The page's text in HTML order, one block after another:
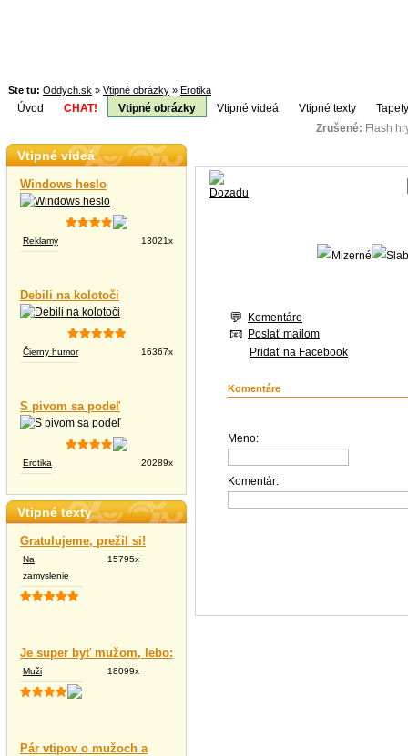
Ste tu: Oddych.sk » Vtipné obrázky » Erotika
Úvod CHAT! Vtipné obrázky Vtipné videá Vtipné texty
Zrušené: Flash
Vtipné videá
Windows heslo
Reklamy 13021x
Debili na kolotoči
Čierny humor 16367x
S pivom sa podeľ
Erotika 20289x
Vtipné texty
Gratulujeme, prežil si!
Na
zamyslenie
15795x
Je super byť mužom, lebo:
Muži 18099x
Pár vtipov o mužoch a
Komentáre
Poslať mailom
Pridať na Facebook
Komentáre
Meno:
Komentár: